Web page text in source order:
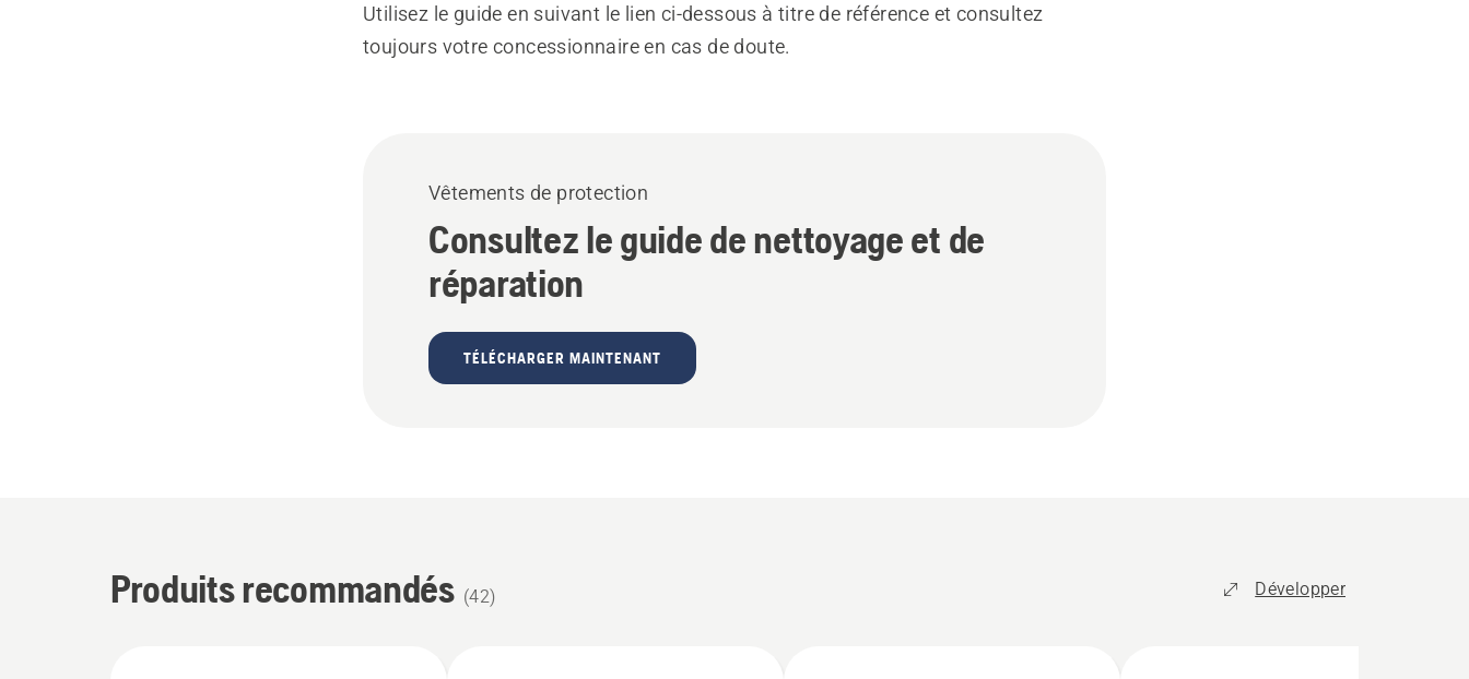
Utilisez le guide en suivant le lien ci-dessous à titre de référence et consultez
toujours votre concessionnaire en cas de doute.
Vêtements de protection
Consultez le guide de nettoyage et de
réparation
TÉLÉCHARGER MAINTENANT
Produits recommandés (42) Développer